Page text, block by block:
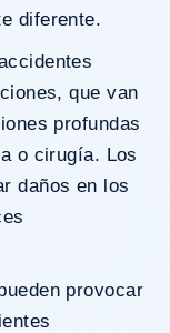
diferente.
que van
profundas
o cirugía. Los
daños en los
provocar